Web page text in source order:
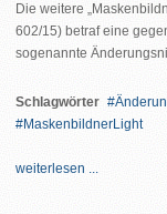
Die weitere
602/15) betraf eine
sogenannte
Schlagwörter
MaskenbildnerLight
weiterlesen ...